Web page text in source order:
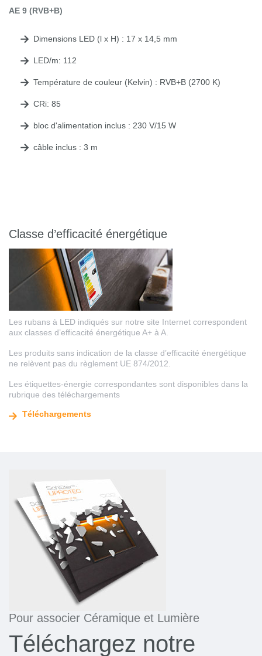
AE 9 (RVB+B)
Dimensions LED (l x H) : 17 x 14,5 mm
LED/m: 112
Température de couleur (Kelvin) : RVB+B (2700 K)
CRi: 85
bloc d'alimentation inclus : 230 V/15 W
câble inclus : 3 m
Classe d’efficacité énergétique
Les rubans à LED indiqués sur notre site Internet correspondent
aux classes d’efficacité énergétique A+ à A.
Les produits sans indication de la classe d’efficacité énergétique
ne relèvent pas du règlement UE 874/2012.
Les étiquettes-énergie correspondantes sont disponibles dans la
rubrique des téléchargements
Téléchargements
Pour associer Céramique et Lumière
Téléchargez notre